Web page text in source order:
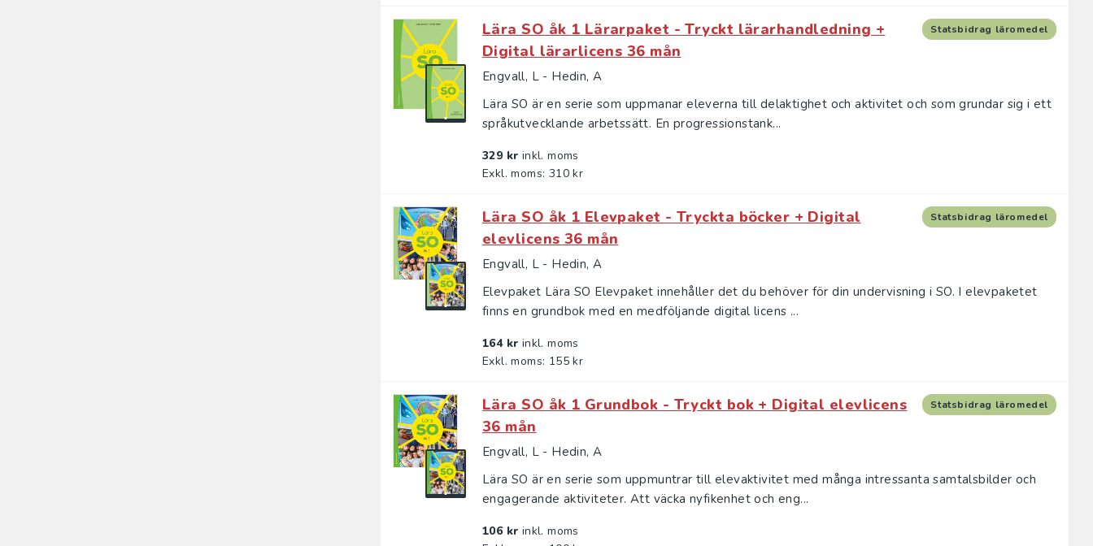
Lära SO åk 1 Lärarpaket - Tryckt lärarhandledning +
Digital lärarlicens 36 mån
Statsbidrag läromedel
Engvall, L - Hedin, A
Lära SO är en serie som uppmanar eleverna till delaktighet och aktivitet och som grundar sig i ett
språkutvecklande arbetssätt. En progressionstank...
329 kr inkl. moms
Exkl. moms: 310 kr
Lära SO åk 1 Elevpaket - Tryckta böcker + Digital
elevlicens 36 mån
Statsbidrag läromedel
Engvall, L - Hedin, A
Elevpaket Lära SO Elevpaket innehåller det du behöver för din undervisning i SO. I elevpaketet
finns en grundbok med en medföljande digital licens ...
164 kr inkl. moms
Exkl. moms: 155 kr
Lära SO åk 1 Grundbok - Tryckt bok + Digital elevlicens
36 mån
Statsbidrag läromedel
Engvall, L - Hedin, A
Lära SO är en serie som uppmuntrar till elevaktivitet med många intressanta samtalsbilder och
engagerande aktiviteter. Att väcka nyfikenhet och eng...
106 kr inkl. moms